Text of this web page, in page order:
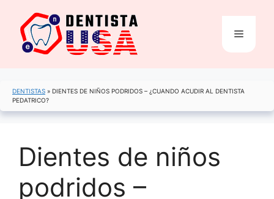
contenido
Menú
DENTISTAS » DIENTES DE NIÑOS PODRIDOS – ¿CUANDO ACUDIR AL DENTISTA
PEDATRICO?
Dientes de niños
podridos –